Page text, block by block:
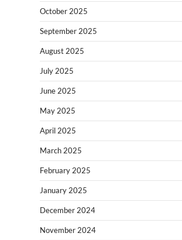
October 2025
September 2025
August 2025
July 2025
June 2025
May 2025
April 2025
March 2025
February 2025
January 2025
December 2024
November 2024